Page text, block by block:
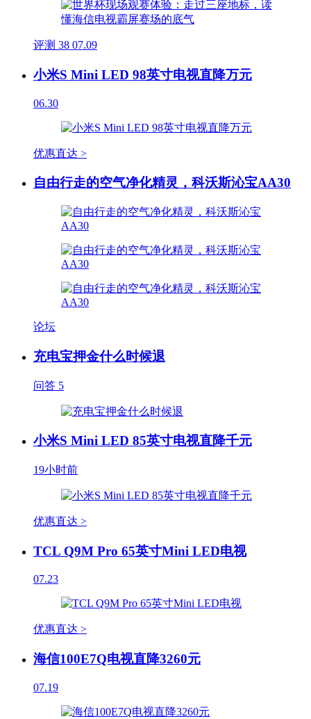
评测 38 07.09
小米S Mini LED 98英寸电视直降万元
06.30
优惠直达 >
自由行走的空气净化精灵，科沃斯沁宝AA30
论坛
充电宝押金什么时候退
问答 5
小米S Mini LED 85英寸电视直降千元
19小时前
优惠直达 >
TCL Q9M Pro 65英寸Mini LED电视
07.23
优惠直达 >
海信100E7Q电视直降3260元
07.19